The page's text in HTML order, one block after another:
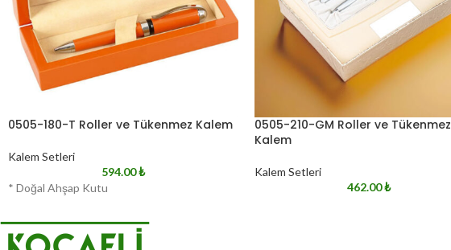
0505-180-T Roller ve Tükenmez Kalem
Kalem Setleri
594.00₺
* Doğal Ahşap Kutu
0505-210-GM Roller ve Tükenmez
Kalem
Kalem Setleri
462.00₺